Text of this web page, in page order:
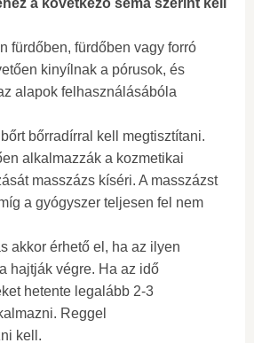
fürdőben, fürdőben vagy forró
kinyílnak a pórusok, és
alapok felhasználásábóla
bőrradírral kell megtisztítani.
alkalmazzák a kozmetikai
masszázs kíséri. A masszázst
a gyógyszer teljesen fel nem
akkor érhető el, ha az ilyen
hajtják végre. Ha az idő
hetente legalább 2-3
Reggel
kell.